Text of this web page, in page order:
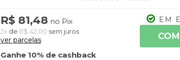
R$ 81,48 no Pix
2x de R$ 42,00 sem juros
ver parcelas
Ganhe 10% de cashback
EM